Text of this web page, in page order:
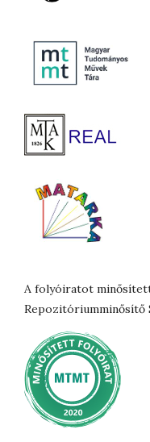
A folyóiratot
Repozitóriumminősítő